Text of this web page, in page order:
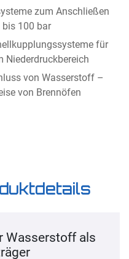
zum Anschließen
100 bar
für
Niederdruckbereich
von Wasserstoff –
von Brennöfen
Wasserstoff als